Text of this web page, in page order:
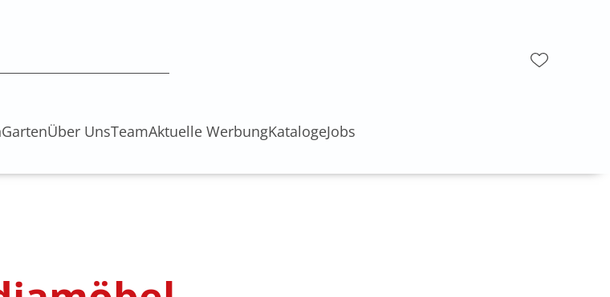
GartenÜber UnsTeamAktuelle WerbungKatalogeJobs